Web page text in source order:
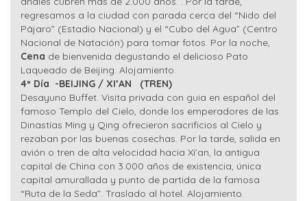
regresamos a la ciudad con parada cerca del “Nido del
Pájaro” (Estadio Nacional) y el “Cubo del Agua” (Centro
Nacional de Natación) para tomar fotos. Por la noche,
Cena de bienvenida degustando el delicioso Pato
Laqueado de Beijing. Alojamiento.
4º Día -BEIJING / XI’AN
(TREN)
Desayuno Buffet. Visita privada con guia en español del
famoso Templo del Cielo, donde los emperadores de las
Dinastías Ming y Qing ofrecieron sacrificios al Cielo y
rezaban por las buenas cosechas. Por la tarde, salida en
avión o tren de alta velocidad hacia Xi’an, la antigua
capital de China con 3.000 años de existencia, única
capital amurallada y punto de partida de la famosa
“Ruta de la Seda”. Traslado al hotel. Alojamiento.